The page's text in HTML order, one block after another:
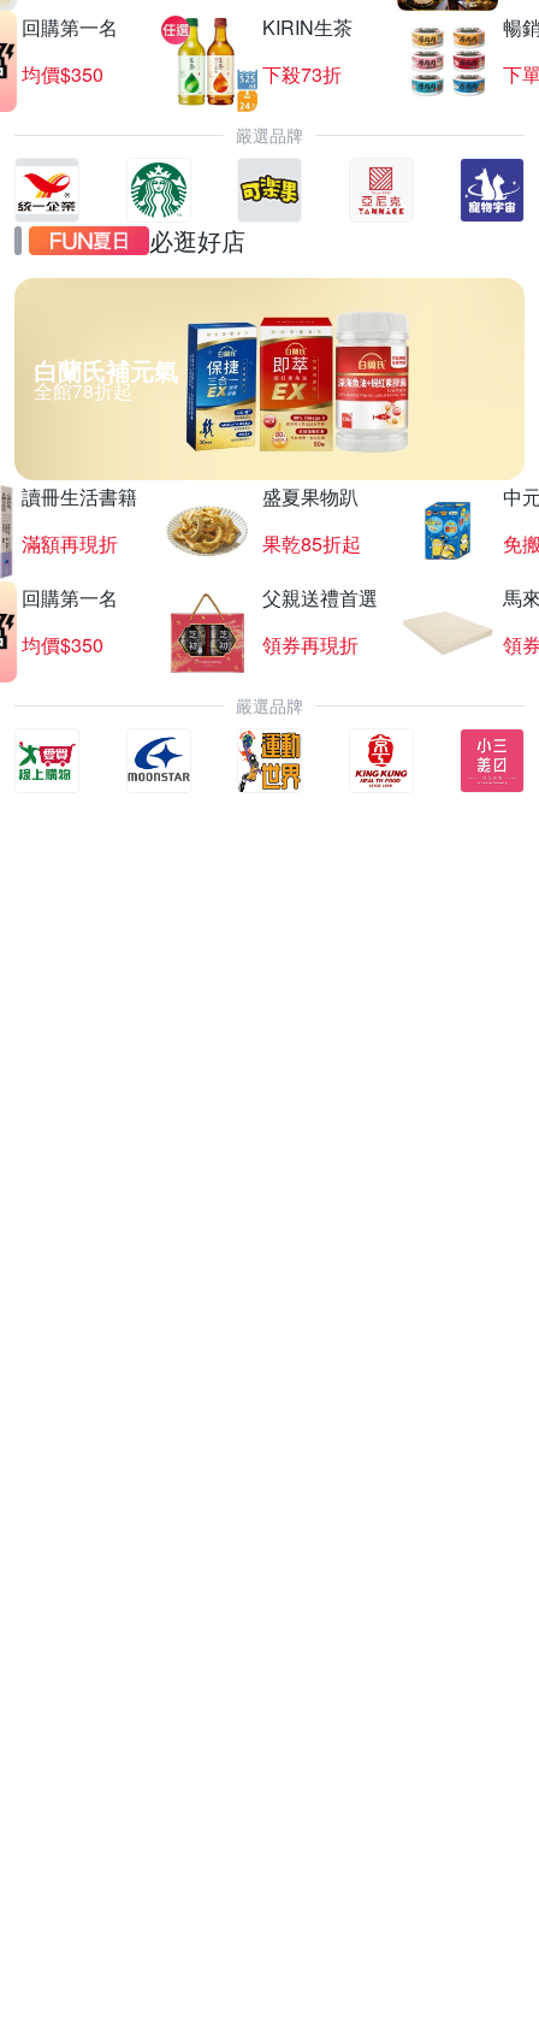
回購第一名
均價$350
KIRIN生茶
下殺73折
暢
下
嚴選品牌
必逛好店
白蘭氏補元氣
全館78折起
讀冊生活書籍
滿額再現折
盛夏果物趴
果乾85折起
中
免
回購第一名
均價$350
父親送禮首選
領券再現折
馬
領
嚴選品牌